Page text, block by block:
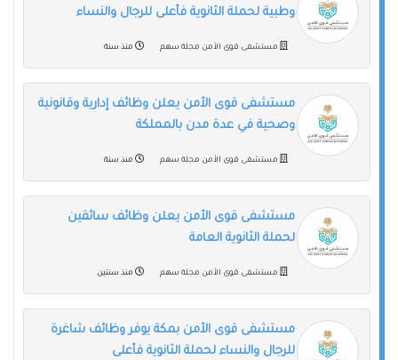
وطبية لحملة الثانوية فأعلى للرجال والنساء
مستشفى قوى الأمن مجلة سهم منذ سنة
مستشفى قوى الأمن يعلن وظائف إدارية وقانونية
وصحية في عدة مدن بالمملكة
مستشفى قوى الأمن مجلة سهم منذ سنة
مستشفى قوى الأمن يعلن وظائف سائقين
لحملة الثانوية العامة
مستشفى قوى الأمن مجلة سهم منذ سنتين
مستشفى قوى الأمن بمكة يوفر وظائف شاغرة
للرجال والنساء لحملة الثانوية فأعلى